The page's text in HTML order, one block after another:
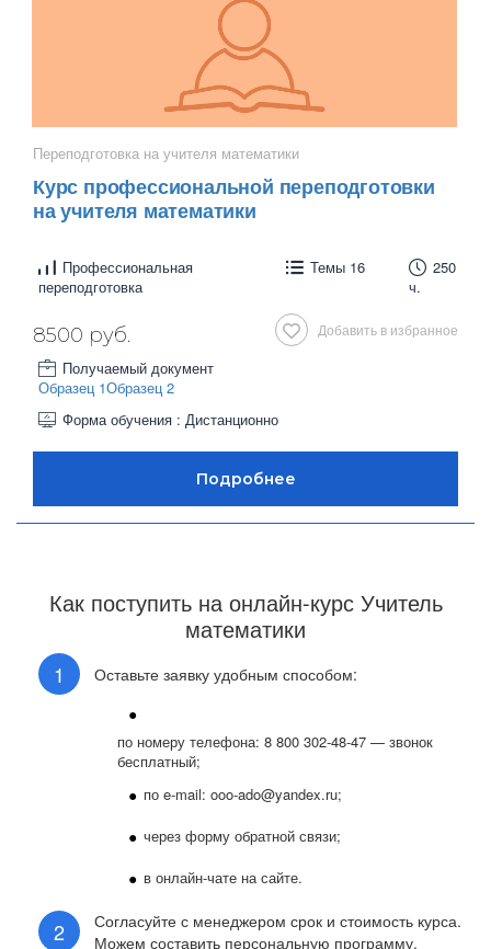
Переподготовка на учителя математики
Курс профессиональной переподготовки
на учителя математики
Профессиональная
переподготовка
Темы 16
250
ч.
Добавить в избранное
8500 руб.
Получаемый документ
Образец 1Образец 2
Форма обучения : Дистанционно
Как поступить на онлайн-курс Учитель
математики
Оставьте заявку удобным способом:
по номеру телефона: 8 800 302-48-47 — звонок
бесплатный;
по e-mail: ooo-ado@yandex.ru;
через форму обратной связи;
в онлайн-чате на сайте.
Согласуйте с менеджером срок и стоимость курса.
Можем составить персональную программу.